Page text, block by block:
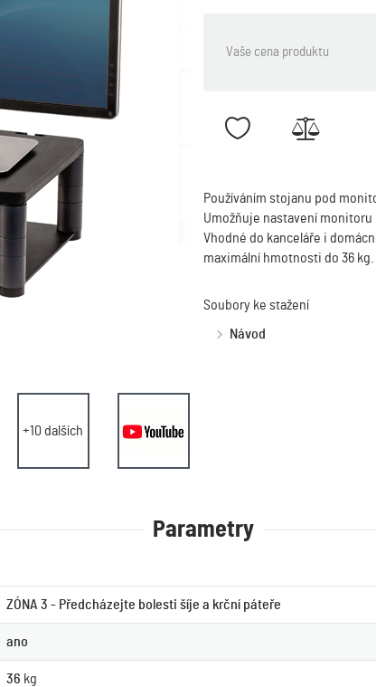
+10 dalších
Vaše cena produktu
Používáním stojanu pod
Umožňuje nastavení monitoru
Vhodné do kanceláře i
maximální hmotnosti do 36 kg.
Soubory ke stažení
Návod
Parametry
ZÓNA 3 - Předcházejte bolesti šíje a krční páteře
ano
36 kg